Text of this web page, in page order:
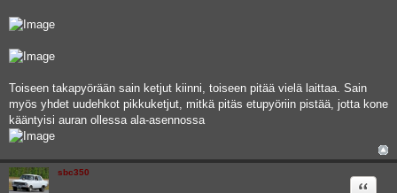
Toiseen takapyörään sain ketjut kiinni, toiseen pitää vielä laittaa. Sain
myös yhdet uudehkot pikkuketjut, mitkä pitäs etupyöriin pistää, jotta kone
kääntyisi auran ollessa ala-asennossa
sbc350
Quote